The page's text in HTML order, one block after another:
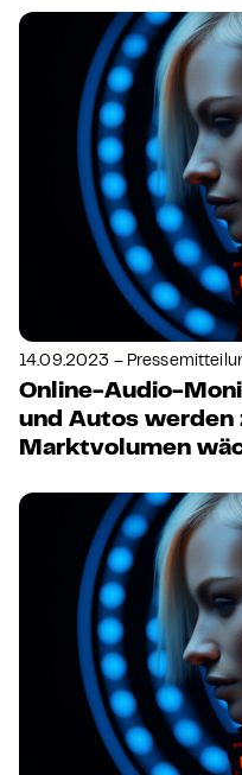
14.09.2023 –
Online-Audio-
und Autos werden
Marktvolumen